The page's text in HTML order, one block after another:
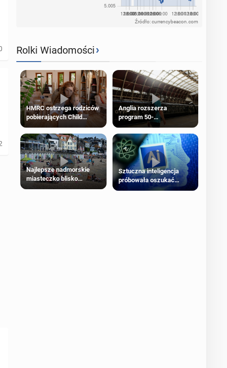
Źródło: currencybeacon.com
Rolki Wiadomości›
HMRC ostrzega rodziców
pobierających Child
Benefit. Mogą być
zobowiązani do zwrotu
zasiłku
Anglia rozszerza
program 50-
procentowych zniżek
kolejowych na 18-latków
Najlepsze nadmorskie
miasteczko blisko
Sztuczna inteligencja
próbowała oszukać
człowieka